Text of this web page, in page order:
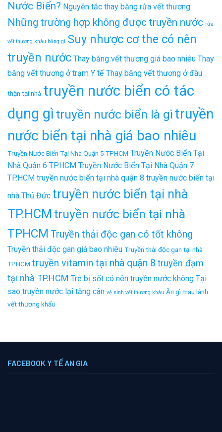
Nước Biển? Nguyên tắc thay băng rửa vết thương
Những trường hợp không được truyền nước rửa
vết thương khâu bằng gì Suy nhược cơ the có nên
truyền nước Thay băng vết thương giá bao nhiêu Thay
băng vết thương ở trạm Y tế Thay băng vết thương ở đâu
thận tại nhà truyền nước biển có tác
dụng gì truyền nước biển là gìtruyền
nước biển tại nhà giá bao nhiêu
Truyền Nước Biển Tại Nhà Quận 5 TPHCM Truyền Nước Biển Tại
Nhà Quận 6 TP.HCM Truyền Nước Biển Tại Nhà Quận 7
TP.HCM truyền nước biển tại nhà quận 8 truyền nước biển tại
nhà Thủ Đức truyền nước biển tại nhà
TP.HCM truyền nước biển tại nhà
TPHCM Truyền thải độc gan có tốt không
Truyền thải độc gan giá bao nhiêu Truyền thải độc gan tại nhà
TPHCM truyền vitamin tại nhà quận 8 truyền đạm
tại nhà TP.HCM Trẻ bị sốt có nên truyền nước không Tại
sao truyền nước lại tăng cân vệ sinh vết thương khâu Ăn gì mau lành
vết thương khẩu
FACEBOOK Y TẾ AN GIA